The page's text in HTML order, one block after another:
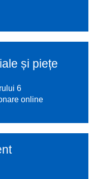
și piețe
6
online